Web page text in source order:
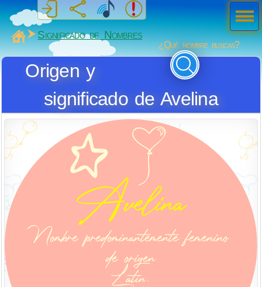
MiSabueso
Significado de Nombres
¿Qué nombre buscas?
Origen y
significado de Avelina
Men
ú